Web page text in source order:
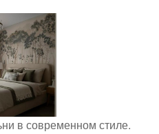
в современном стиле.